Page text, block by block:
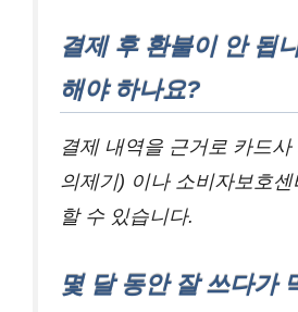
결제 후 환불이 안 됩
해야 하나요?
결제 내역을 근거로 카드
의제기) 이나 소비자보호
할 수 있습니다.
몇 달 동안 잘 쓰다가